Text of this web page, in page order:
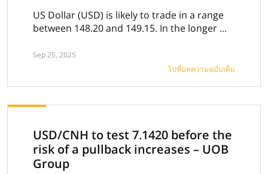
US Dollar (USD) is likely to trade in a range
between 148.20 and 149.15. In the longer ...
Sep 25, 2025
ไปที่บทความฉบับเต็ม
USD/CNH to test 7.1420 before the
risk of a pullback increases – UOB
Group